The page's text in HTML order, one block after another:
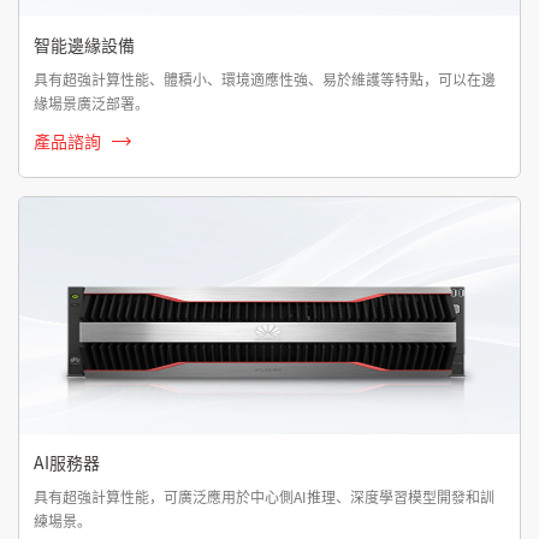
智能邊緣設備
具有超強計算性能、體積小、環境適應性強、易於維護等特點，可以在邊
緣場景廣泛部署。
產品諮詢
AI服務器
具有超強計算性能，可廣泛應用於中心側AI推理、深度學習模型開發和訓
練場景。